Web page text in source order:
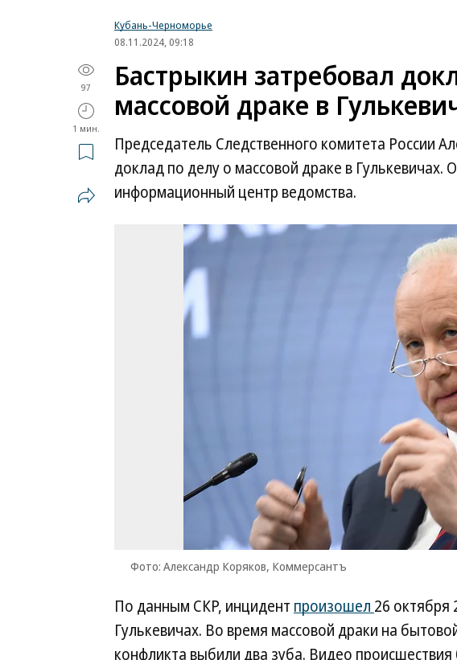
Кубань-Черноморье
08.11.2024, 09:18
97
1 мин.
Бастрыкин затребовал
массовой драке в
Председатель Следственного комитета России
доклад по делу о массовой драке в Гулькевичах.
информационный центр ведомства.
Фото: Александр Коряков, Коммерсантъ
По данным СКР, инцидент произошел 26 октября
Гулькевичах. Во время массовой драки на
конфликта выбили два зуба. Видео